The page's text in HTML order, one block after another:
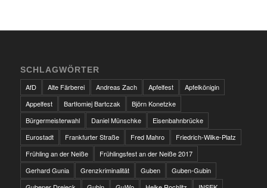
SCHLAGWÖRTER
AfD
Alte Färberei Andreas Zach Apfelfest
Apfelkönigin
Appelfest
Bartłomiej Bartczak
Björn Konetzke
Bürgermeisterwahl
Daniel Münschke
Eisenbahnbrücke
Eurostadt
Frankfurter Straße Fred Mahro
Friedrich-Wilke-Platz
Frühling an der Neiße
Frühlingsfest an der Neiße 2017
Gerhard Gunia
Grenzkriminalität Guben
Guben-Gubin